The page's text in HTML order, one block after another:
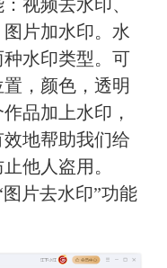
视频去水印、
片加水印。水
水印类型。可
，颜色，透明
品加上水印，
地帮助我们给
他人盗用。
片去水印”功能